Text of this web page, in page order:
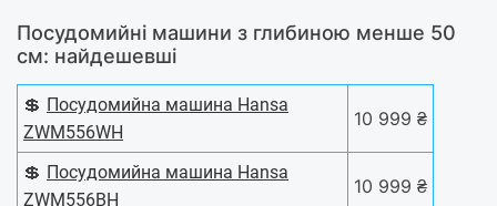
Посудомийні машини з глибиною менше 50
см: найдешевші
💲 Посудомийна машина Hansa
ZWM556WH
10 999 ₴
💲 Посудомийна машина Hansa
ZWM556BH
10 999 ₴